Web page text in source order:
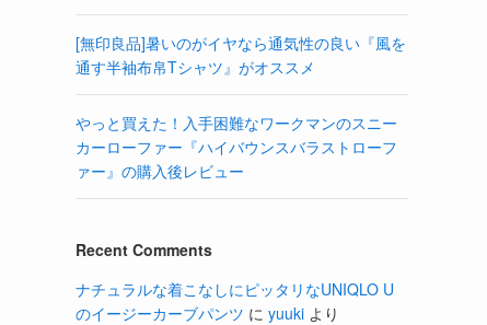
[無印良品]暑いのがイヤなら通気性の良い『風を
通す半袖布帛Tシャツ』がオススメ
やっと買えた！入手困難なワークマンのスニー
カーローファー『ハイバウンスバラストローフ
ァー』の購入後レビュー
Recent Comments
ナチュラルな着こなしにピッタリなUNIQLO U
のイージーカーブパンツ に yuuki より